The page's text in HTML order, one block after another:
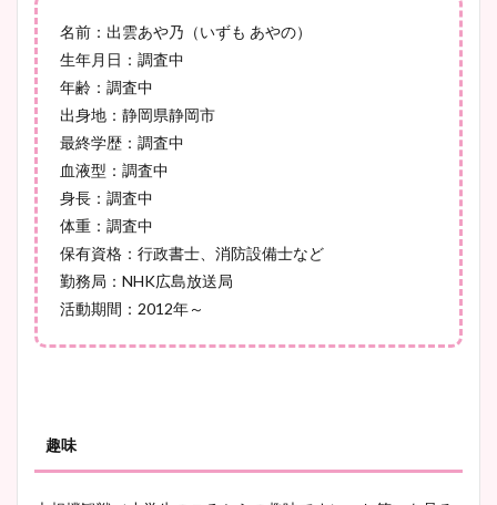
豊島実季アナのカップ画像ま
とめ！美脚や水着姿に年齢も
宇賀神メグアナのニット画像
まとめ！足も美脚でカップも
池谷実悠アナのメガネ画像が
名前：出雲あや乃（いずも あやの）
生年月日：調査中
年齢：調査中
出身地：静岡県静岡市
最終学歴：調査中
血液型：調査中
身長：調査中
体重：調査中
保有資格：行政書士、消防設備士など
勤務局：NHK広島放送局
活動期間：2012年～
趣味